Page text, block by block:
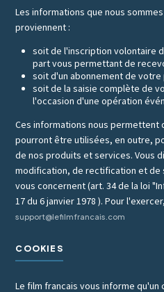
Les informations que nous
proviennent :
soit de l'inscription volontaire
part vous permettant de
soit d'un abonnement de votre
soit de la saisie complète de
l'occasion d'une opération
Ces informations nous permettent
pourront être utilisées, en outre,
de nos produits et services. Vous
modification, de rectification et de
vous concernent (art. 34 de la loi
17 du 6 janvier 1978 ). Pour
support@lefilmfrancais.com
COOKIES
Le film francais vous informe